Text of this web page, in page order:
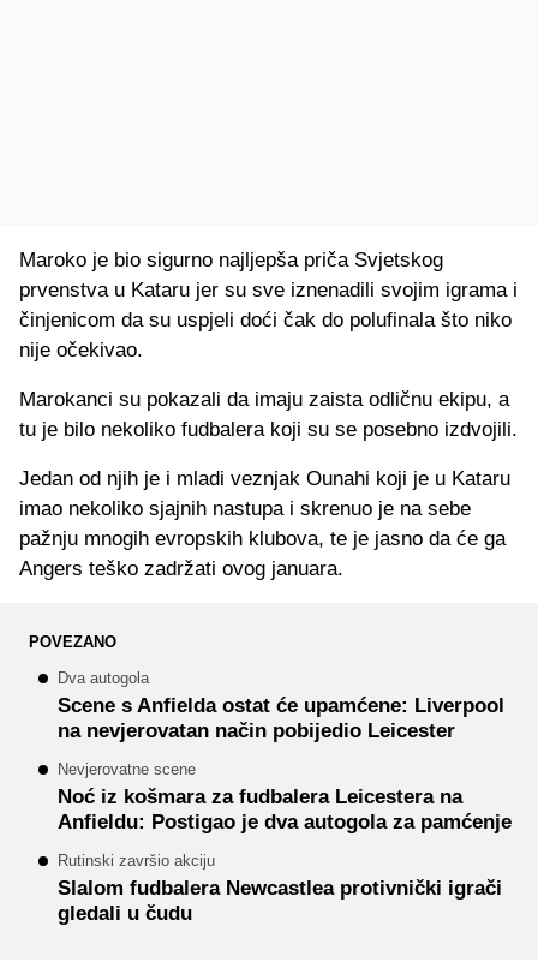
Maroko je bio sigurno najljepša priča Svjetskog
prvenstva u Kataru jer su sve iznenadili svojim igrama i
činjenicom da su uspjeli doći čak do polufinala što niko
nije očekivao.
Marokanci su pokazali da imaju zaista odličnu ekipu, a
tu je bilo nekoliko fudbalera koji su se posebno izdvojili.
Jedan od njih je i mladi veznjak Ounahi koji je u Kataru
imao nekoliko sjajnih nastupa i skrenuo je na sebe
pažnju mnogih evropskih klubova, te je jasno da će ga
Angers teško zadržati ovog januara.
POVEZANO
Dva autogola
Scene s Anfielda ostat će upamćene: Liverpool
na nevjerovatan način pobijedio Leicester
Nevjerovatne scene
Noć iz košmara za fudbalera Leicestera na
Anfieldu: Postigao je dva autogola za pamćenje
Rutinski završio akciju
Slalom fudbalera Newcastlea protivnički igrači
gledali u čudu